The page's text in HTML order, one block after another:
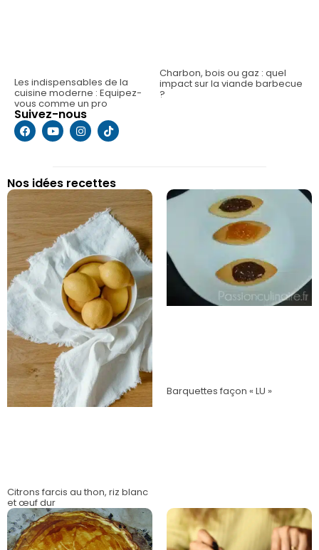
Les indispensables de la
cuisine moderne : Equipez-
vous comme un pro
Charbon, bois ou gaz : quel
impact sur la viande barbecue
?
Suivez-nous
Nos idées recettes
Citrons farcis au thon, riz blanc
et œuf dur
Barquettes façon « LU »